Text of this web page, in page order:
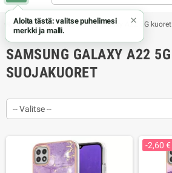
chevron_rightSamsung chevron_rightSamsung Galaxy A22 5G kuoret
SAMSUNG GALAXY A22 5G
SUOJAKUORET
-- Valitse --
-2,60 €
Aloita tästä: valitse puhelimesi
merkki ja malli.
×